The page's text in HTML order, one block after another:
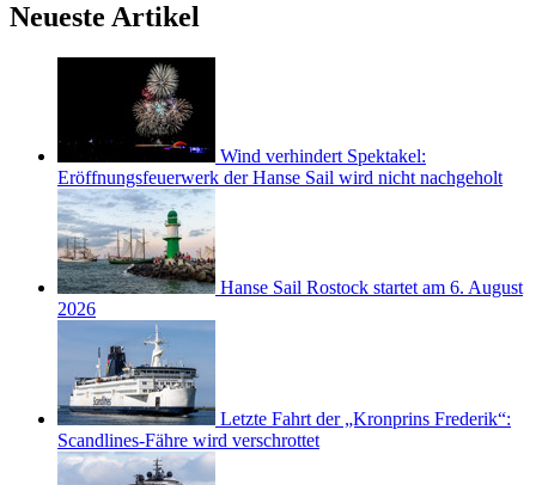
Neueste Artikel
Wind verhindert Spektakel:
Eröffnungsfeuerwerk der Hanse Sail wird nicht nachgeholt
Hanse Sail Rostock startet am 6. August
2026
Letzte Fahrt der „Kronprins Frederik“:
Scandlines-Fähre wird verschrottet